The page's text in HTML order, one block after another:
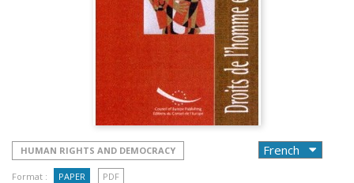
HUMAN RIGHTS AND DEMOCRACY
Format : PAPER PDF